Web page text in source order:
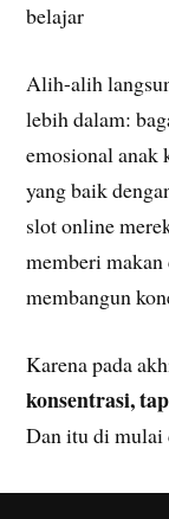
belajar
Alih-alih
lebih dalam:
emosional anak
yang baik
slot online
memberi
membangun
Karena pada
konsentrasi,
Dan itu di mulai